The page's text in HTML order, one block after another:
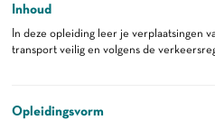
Inhoud
In deze opleiding leer je verplaatsingen
transport veilig en volgens de
Opleidingsvorm